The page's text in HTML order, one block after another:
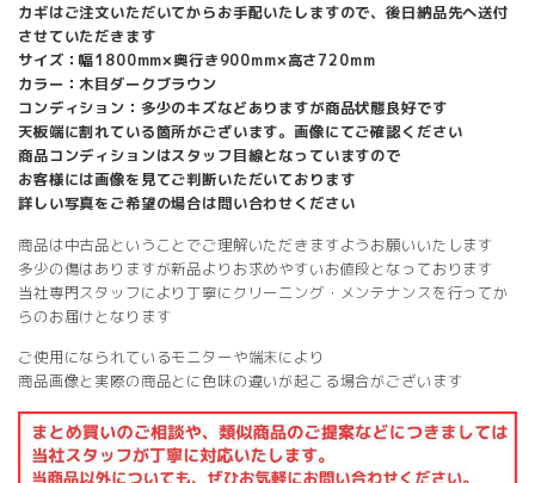
カギはご注文いただいてからお手配いたしますので、後日納品先へ送付
させていただきます
サイズ：幅1800mm×奥行き900mm×高さ720mm
カラー：木目ダークブラウン
コンディション：多少のキズなどありますが商品状態良好です
天板端に割れている箇所がございます。画像にてご確認ください
商品コンディションはスタッフ目線となっていますので
お客様には画像を見てご判断いただいております
詳しい写真をご希望の場合は問い合わせください
商品は中古品ということでご理解いただきますようお願いいたします
多少の傷はありますが新品よりお求めやすいお値段となっております
当社専門スタッフにより丁寧にクリーニング・メンテナンスを行ってか
らのお届けとなります
ご使用になられているモニターや端末により
商品画像と実際の商品とに色味の違いが起こる場合がございます